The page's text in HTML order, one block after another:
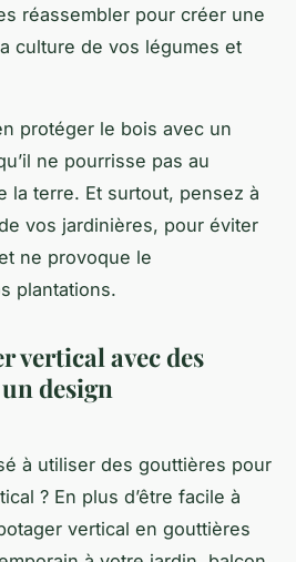
réassembler pour créer une
culture de vos légumes et
protéger le bois avec un
ne pourrisse pas au
la terre. Et surtout, pensez à
vos jardinières, pour éviter
ne provoque le
plantations.
vertical avec des
design
à utiliser des gouttières pour
? En plus d’être facile à
vertical en gouttières